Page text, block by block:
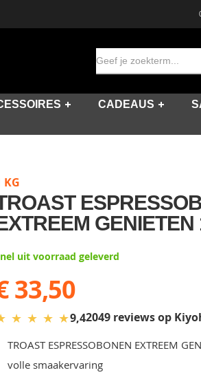
CADEAUS
KG
GENIETEN
uit voorraad geleverd
33,50
★ ★ ★ ★9,42049 reviews op
TROAST ESPRESSOBONEN EXTREEM
volle smaakervaring